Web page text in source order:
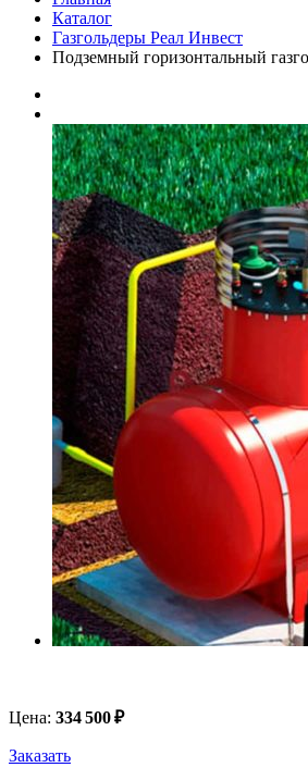
Каталог
Газгольдеры Реал Инвест
Подземный горизонтальный
Цена: 334 500₽
Заказать